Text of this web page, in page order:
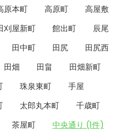
原本町 高原町
高屋敷
刈屋新町 館出町
辰尾
田中町 田尻
田尻西
田畑 田畠
田畑新町
珠泉東町
手屋
太郎丸本町
千歳町
茶屋町
中央通り (1件)